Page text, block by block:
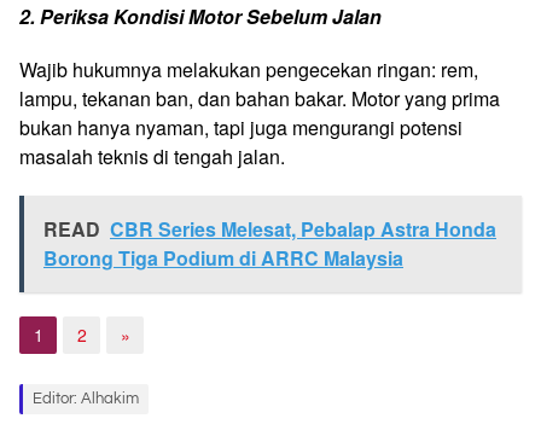
2. Periksa Kondisi Motor Sebelum Jalan
Wajib hukumnya melakukan pengecekan ringan: rem,
lampu, tekanan ban, dan bahan bakar. Motor yang prima
bukan hanya nyaman, tapi juga mengurangi potensi
masalah teknis di tengah jalan.
READ CBR Series Melesat, Pebalap Astra Honda
Borong Tiga Podium di ARRC Malaysia
1 2 »
Editor: Alhakim